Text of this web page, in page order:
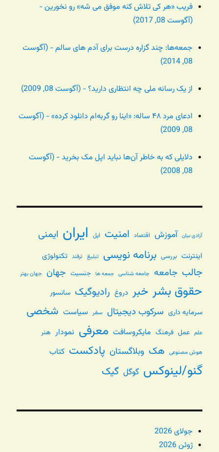
فریب «هر کی تلاش کنه موفق می شه» رو نخورین -
(آگوست 08, 2017)
جمعه‌ها: چند گزاره درست برای آدم های سالم - (آگوست
08, 2014)
از یک رسانه ملی چه انتظاری دارید؟ - (آگوست 08, 2009)
ادعای مرد ۴۸ ساله: «اینا رو گربه‌ام دانلود کرده» - (آگوست
08, 2009)
دلایلی که به خاطر آن‌ها نباید اپل مک بخرید - (آگوست
08, 2008)
آزادی بیان آموزش اقتصاد امنیت اپل ایران ایمنی
اینترنت بررسی برنامه نویسی تبلیغ ترفند تکنولوژی
جالب جامعه جامعه شناسی جمعه ها جنسیت جهان جهان بهتر
حقوق بشر خبر دروغ رادیوگیک سانسور
سرمایه داری سرکوب دیجیتال سفر سیاست شخصی
علم عمل فرهنگ مایکروسافت معرفی نمودار هنر
هوش مصنوعی هک وبلاگستان پادکست کتاب
گنو/لینوکس گوگل گیک
جولای 2026
ژوئن 2026